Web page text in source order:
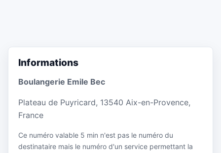
Informations
Boulangerie Emile Bec
Plateau de Puyricard, 13540 Aix-en-Provence,
France
Ce numéro valable 5 min n'est pas le numéro du
destinataire mais le numéro d'un service permettant la